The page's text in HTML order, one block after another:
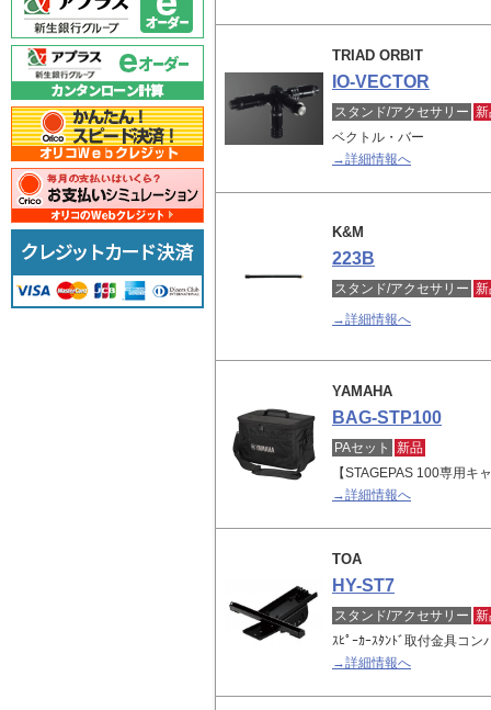
TRIAD ORBIT
IO-VECTOR
スタンド/アクセサリー
ベクトル・バー
→詳細情報へ
K&M
223B
スタンド/アクセサリー
→詳細情報へ
YAMAHA
BAG-STP100
PAセット
新品
【STAGEPAS 100専用キ
→詳細情報へ
TOA
HY-ST7
スタンド/アクセサリー
ｽﾋﾟｰｶｰｽﾀﾝﾄﾞ取付金具コ
→詳細情報へ